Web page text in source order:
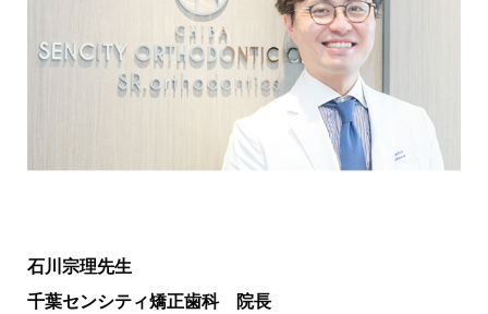
石川宗理先生
千葉センシティ矯正歯科 院長